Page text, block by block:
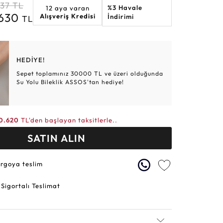
Elmas Bilezikler
Altın Tesbihler
Altın Hasır Setler
Violet Burç
TL
TL
12 aya varan
Alışveriş Kredisi
%3 Havale
İndirimi
HEDİYE!
Sepet toplamınız 30000 TL ve üzeri olduğunda
Su Yolu Bileklik ASSOS'tan hediye!
TL'den başlayan taksitlerle..
SATIN ALIN
teslim
Teslimat